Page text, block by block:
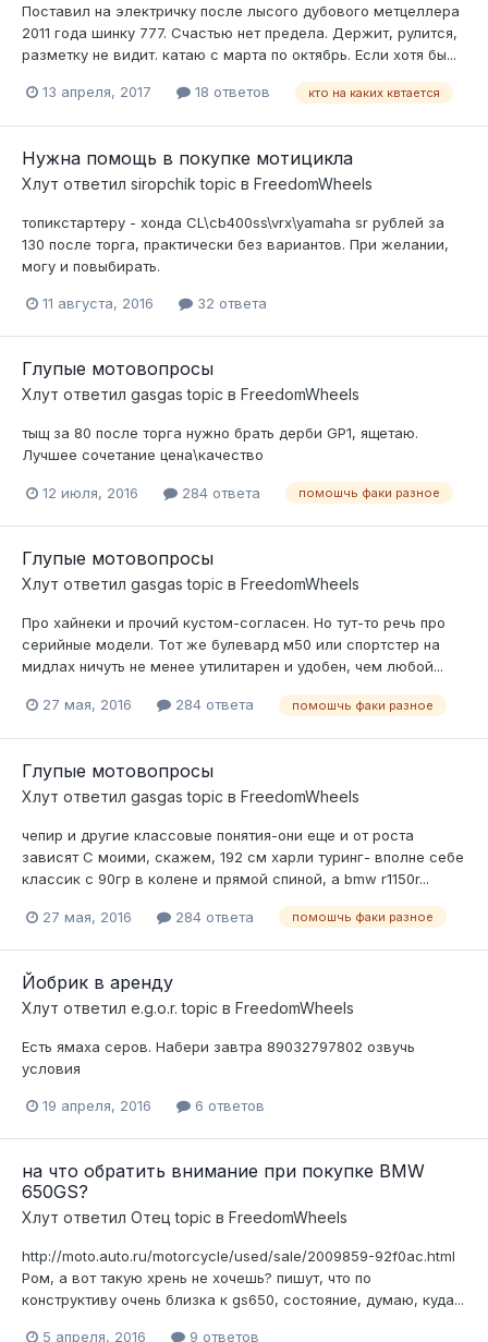
Поставил на электричку после лысого дубового метцеллера
2011 года шинку 777. Счастью нет предела. Держит, рулится,
разметку не видит. катаю с марта по октябрь. Если хотя бы...
13 апреля, 2017 18 ответов кто на каких квтается
Нужна помощь в покупке мотицикла
Хлут ответил siropchik topic в FreedomWheels
топикстартеру - хонда CL\cb400ss\vrx\yamaha sr рублей за
130 после торга, практически без вариантов. При желании,
могу и повыбирать.
11 августа, 2016 32 ответа
Глупые мотовопросы
Хлут ответил gasgas topic в FreedomWheels
тыщ за 80 после торга нужно брать дерби GP1, ящетаю.
Лучшее сочетание цена\качество
12 июля, 2016 284 ответа помошчь факи разное
Глупые мотовопросы
Хлут ответил gasgas topic в FreedomWheels
Про хайнеки и прочий кустом-согласен. Но тут-то речь про
серийные модели. Тот же булевард м50 или спортстер на
мидлах ничуть не менее утилитарен и удобен, чем любой...
27 мая, 2016 284 ответа помошчь факи разное
Глупые мотовопросы
Хлут ответил gasgas topic в FreedomWheels
чепир и другие классовые понятия-они еще и от роста
зависят С моими, скажем, 192 см харли туринг- вполне себе
классик с 90гр в колене и прямой спиной, а bmw r1150r...
27 мая, 2016 284 ответа помошчь факи разное
Йобрик в аренду
Хлут ответил e.g.o.r. topic в FreedomWheels
Есть ямаха серов. Набери завтра 89032797802 озвучь
условия
19 апреля, 2016 6 ответов
на что обратить внимание при покупке BMW
650GS?
Хлут ответил Отец topic в FreedomWheels
http://moto.auto.ru/motorcycle/used/sale/2009859-92f0ac.html
Ром, а вот такую хрень не хочешь? пишут, что по
конструктиву очень близка к gs650, состояние, думаю, куда...
5 апреля, 2016 9 ответов